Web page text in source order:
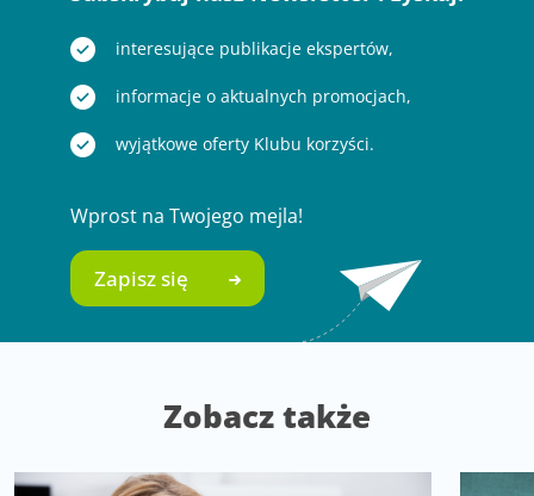
interesujące publikacje ekspertów,
informacje o aktualnych promocjach,
wyjątkowe oferty Klubu korzyści.
Wprost na Twojego mejla!
Zapisz się
Zobacz także